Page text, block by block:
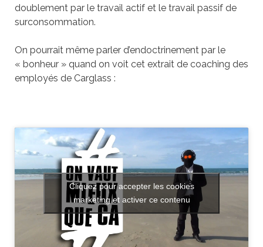
doublement par le travail actif et le travail passif de
surconsommation.
On pourrait même parler d’endoctrinement par le
« bonheur » quand on voit cet extrait de coaching des
employés de Carglass :
Cliquez pour accepter les cookies
marketing et activer ce contenu